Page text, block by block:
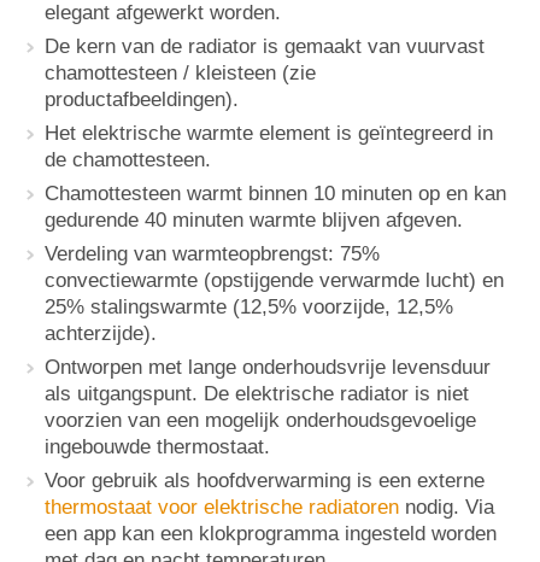
elegant afgewerkt worden.
De kern van de radiator is gemaakt van vuurvast
chamottesteen / kleisteen (zie
productafbeeldingen).
Het elektrische warmte element is geïntegreerd in
de chamottesteen.
Chamottesteen warmt binnen 10 minuten op en kan
gedurende 40 minuten warmte blijven afgeven.
Verdeling van warmteopbrengst: 75%
convectiewarmte (opstijgende verwarmde lucht) en
25% stalingswarmte (12,5% voorzijde, 12,5%
achterzijde).
Ontworpen met lange onderhoudsvrije levensduur
als uitgangspunt. De elektrische radiator is niet
voorzien van een mogelijk onderhoudsgevoelige
ingebouwde thermostaat.
Voor gebruik als hoofdverwarming is een externe
thermostaat voor elektrische radiatoren nodig. Via
een app kan een klokprogramma ingesteld worden